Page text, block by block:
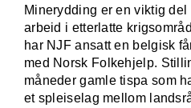
Minerydding er en viktig
arbeid i etterlatte
har NJF ansatt en belgisk
med Norsk Folkehjelp.
måneder gamle tispa som
et spleiselag mellom